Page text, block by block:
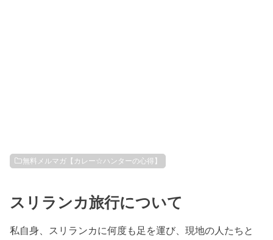
無料メルマガ【カレー☆ハンターの心得】
スリランカ旅行について
私自身、スリランカに何度も足を運び、現地の人たちと